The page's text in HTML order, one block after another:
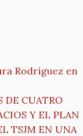
Rodríguez en
DE CUATRO
Y EL PLAN
TSJM EN UNA